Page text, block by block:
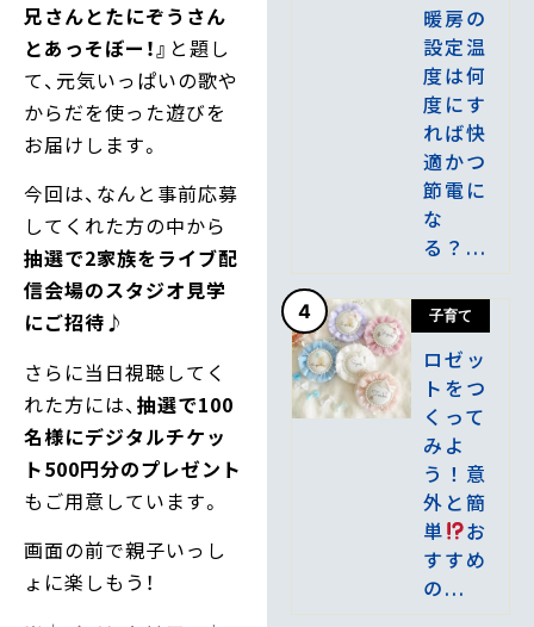
兄さんとたにぞうさん
とあっそぼー！』 と題し
て、元気いっぱいの歌や
からだを使った遊びを
お届けします。
今回は、なんと事前応募
してくれた方の中から
抽選で2家族をライブ配
信会場のスタジオ見学
にご招待♪
さらに当日視聴してく
れた方には、 抽選で100
名様にデジタルチケッ
ト500円分のプレゼント
もご用意しています。
画面の前で親子いっし
ょに楽しもう！
暖房の
設定温
度は何
度にす
れば快
適かつ
節電に
な
る？...
4 子育て
ロゼッ
トをつ
くって
みよ
う！意
外と簡
単
お
すすめ
の...